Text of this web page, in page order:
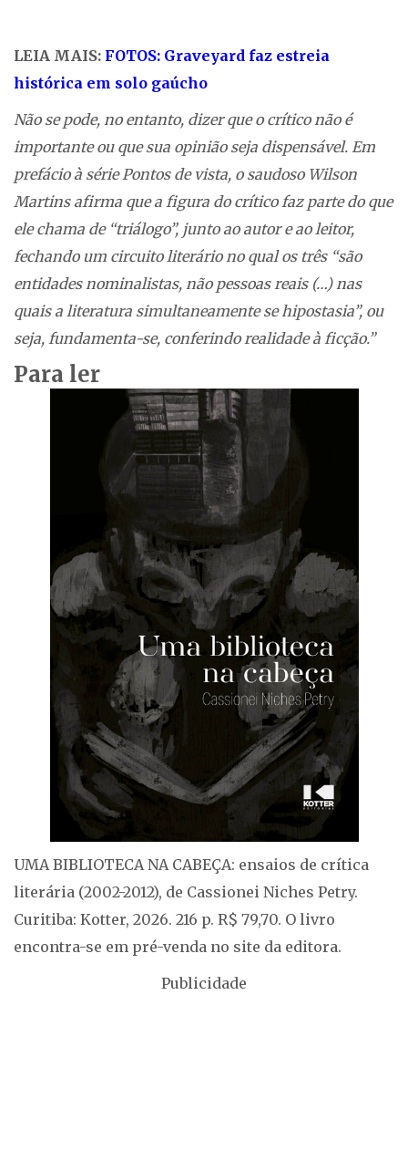
LEIA MAIS: FOTOS: Graveyard faz estreia
histórica em solo gaúcho
Não se pode, no entanto, dizer que o crítico não é
importante ou que sua opinião seja dispensável. Em
prefácio à série Pontos de vista, o saudoso Wilson
Martins afirma que a figura do crítico faz parte do que
ele chama de “triálogo”, junto ao autor e ao leitor,
fechando um circuito literário no qual os três “são
entidades nominalistas, não pessoas reais (…) nas
quais a literatura simultaneamente se hipostasia”, ou
seja, fundamenta-se, conferindo realidade à ficção.”
Para ler
UMA BIBLIOTECA NA CABEÇA: ensaios de crítica
literária (2002-2012), de Cassionei Niches Petry.
Curitiba: Kotter, 2026. 216 p. R$ 79,70. O livro
encontra-se em pré-venda no site da editora.
Publicidade